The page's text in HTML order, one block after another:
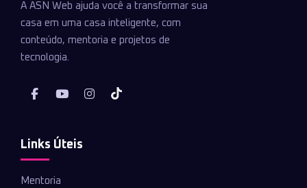
A ASN Web ajuda você a transformar sua
casa em uma casa inteligente, com
conteúdo, mentoria e projetos de
tecnologia.
Links Úteis
Mentoria